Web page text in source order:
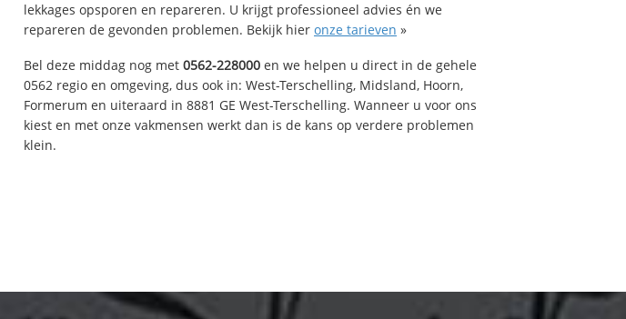
lekkages opsporen en repareren. U krijgt professioneel advies én we
repareren de gevonden problemen. Bekijk hier onze tarieven »
Bel deze middag nog met 0562-228000 en we helpen u direct in de gehele
0562 regio en omgeving, dus ook in: West-Terschelling, Midsland, Hoorn,
Formerum en uiteraard in 8881 GE West-Terschelling. Wanneer u voor ons
kiest en met onze vakmensen werkt dan is de kans op verdere problemen
klein.